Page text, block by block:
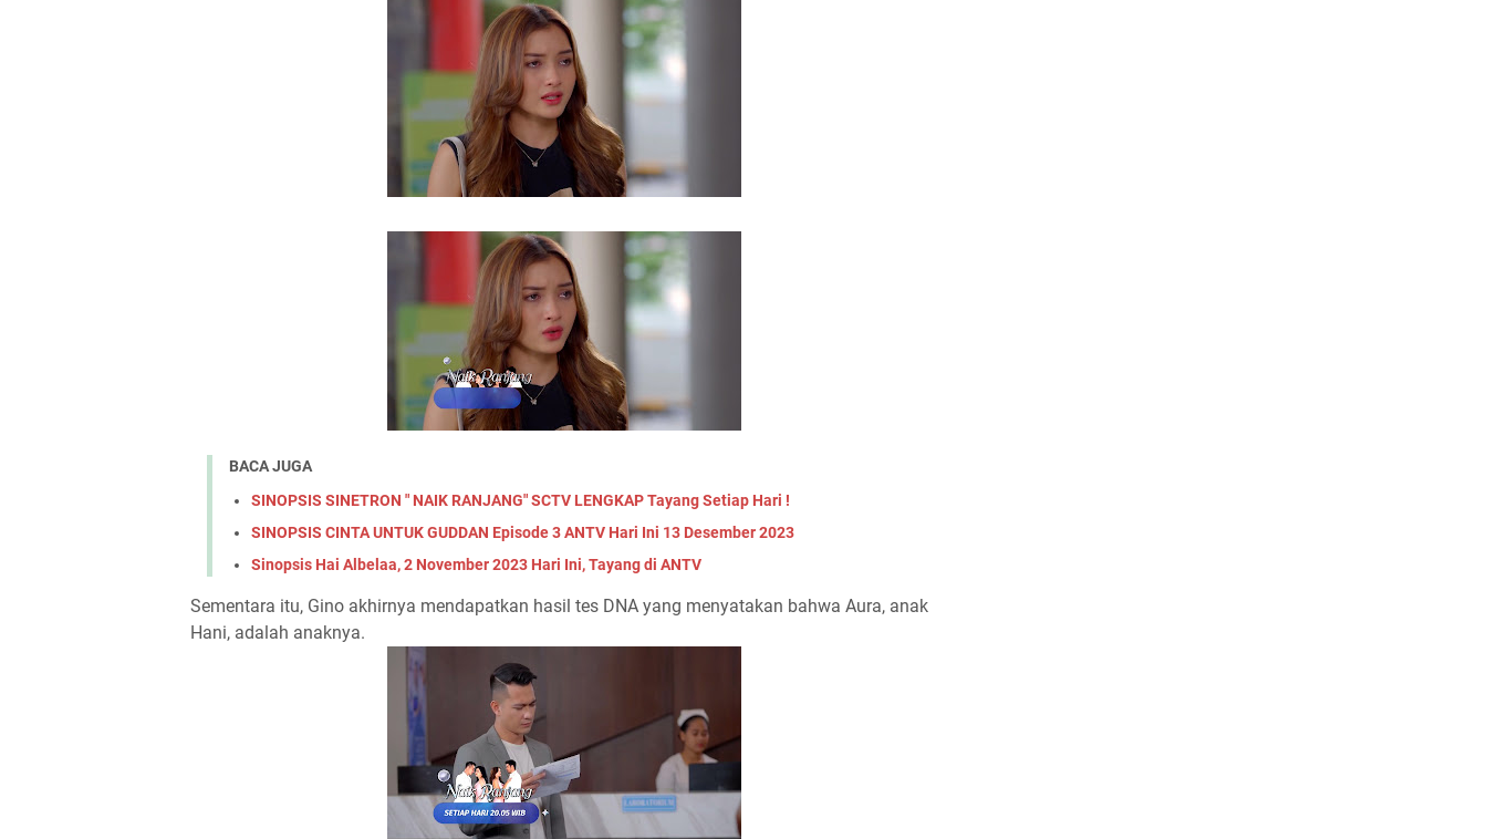
BACA JUGA
SINOPSIS SINETRON " NAIK RANJANG" SCTV LENGKAP Tayang Setiap Hari !
SINOPSIS CINTA UNTUK GUDDAN Episode 3 ANTV Hari Ini 13 Desember 2023
Sinopsis Hai Albelaa, 2 November 2023 Hari Ini, Tayang di ANTV
Sementara itu, Gino akhirnya mendapatkan hasil tes DNA yang menyatakan bahwa Aura, anak
Hani, adalah anaknya.